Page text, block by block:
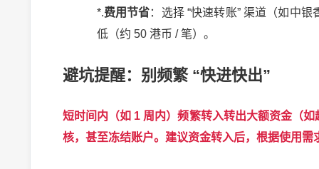
*.费用节省：选择“快速转账” 渠道（如中银
低（约 50 港币 /笔）。
避坑提醒：别频繁“快进快出”
短时间内（如 1 周内）频繁转入转出大额资金（如
核，甚至冻结账户。建议资金转入后，根据使用需